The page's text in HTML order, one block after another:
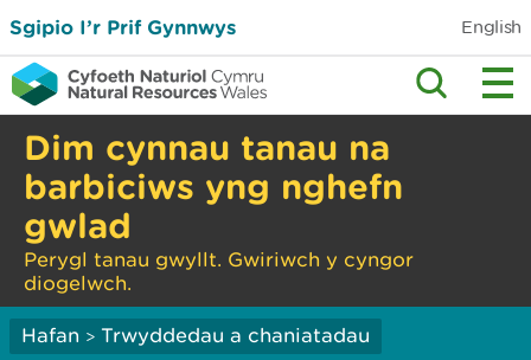
Sgipio I’r Prif Gynnwys English
Dim cynnau tanau na
barbiciws yng nghefn
gwlad
Perygl tanau gwyllt. Gwiriwch y cyngor
diogelwch.
Hafan > Trwyddedau a chaniatadau